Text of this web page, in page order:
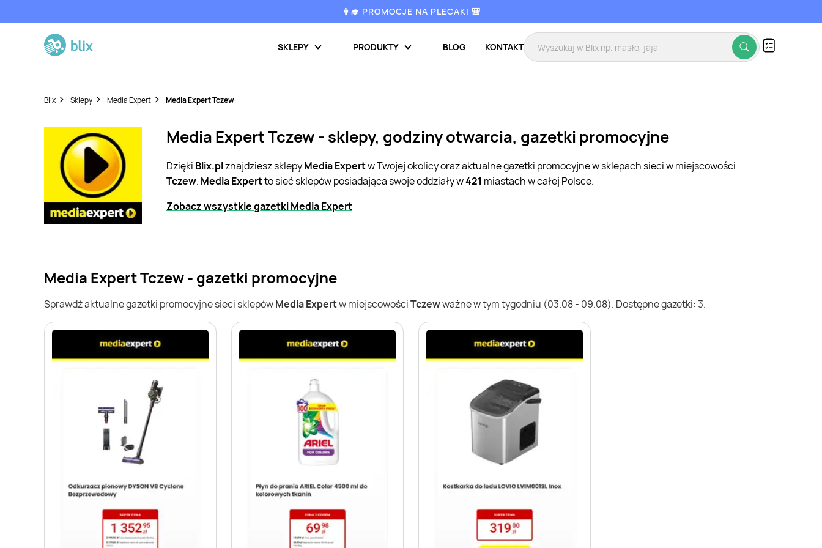
👩‍🎓 PROMOCJE NA PLECAKI 🎒
SKLEPY PRODUKTY BLOG KONTAKT
Blix Sklepy Media Expert Media Expert Tczew
Media Expert Tczew - sklepy, godziny otwarcia, gazetki promocyjne
Dzięki Blix.plznajdziesz sklepyMedia Expertw Twojej okolicy oraz aktualne gazetki promocyjne w sklepach sieci w miejscowości
Tczew. Media Expertto sieć sklepów posiadająca swoje oddziały w421 miastach w całej Polsce.
Zobacz wszystkie gazetki Media Expert
Media Expert Tczew - gazetki promocyjne
Sprawdź aktualne gazetki promocyjne sieci sklepówMedia Expertw miejscowościTczewważne w tym tygodniu (03.08 - 09.08). Dostępne gazetki: 3.